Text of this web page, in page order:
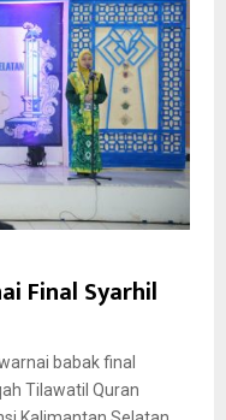
Final Syarhil
babak final
Tilawatil Quran